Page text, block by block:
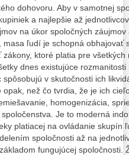
dohovoru. Aby v samotnej
a najlepšie až
na úkor spoločných
ľudí je schopná obhajovať
ktoré platia pre
dnes existujúce
v skutočnosti ich
opak, než čo tvrdia, že je ich
homogenizácia,
Je to moderná
platiacej na ovládanie skupín
spoločnosti až na
fungujúcej spoločnosti.